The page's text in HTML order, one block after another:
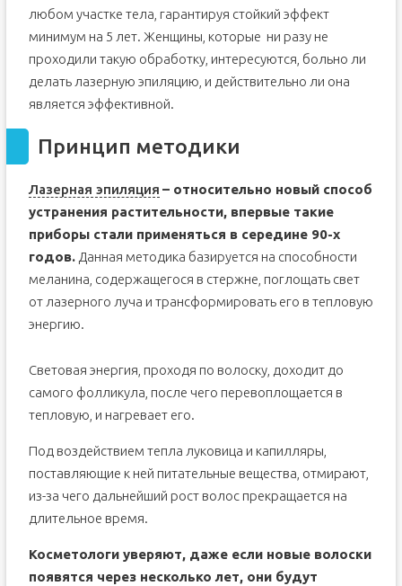
любом участке тела, гарантируя стойкий эффект
минимум на 5 лет. Женщины, которые ни разу не
проходили такую обработку, интересуются, больно ли
делать лазерную эпиляцию, и действительно ли она
является эффективной.
Принцип методики
Лазерная эпиляция – относительно новый способ
устранения растительности, впервые такие
приборы стали применяться в середине 90-х
годов.Данная методика базируется на способности
меланина, содержащегося в стержне, поглощать свет
от лазерного луча и трансформировать его в тепловую
энергию.
Световая энергия, проходя по волоску, доходит до
самого фолликула, после чего перевоплощается в
тепловую, и нагревает его.
Под воздействием тепла луковица и капилляры,
поставляющие к ней питательные вещества, отмирают,
из-за чего дальнейший рост волос прекращается на
длительное время.
Косметологи уверяют, даже если новые волоски
появятся через несколько лет, они будут